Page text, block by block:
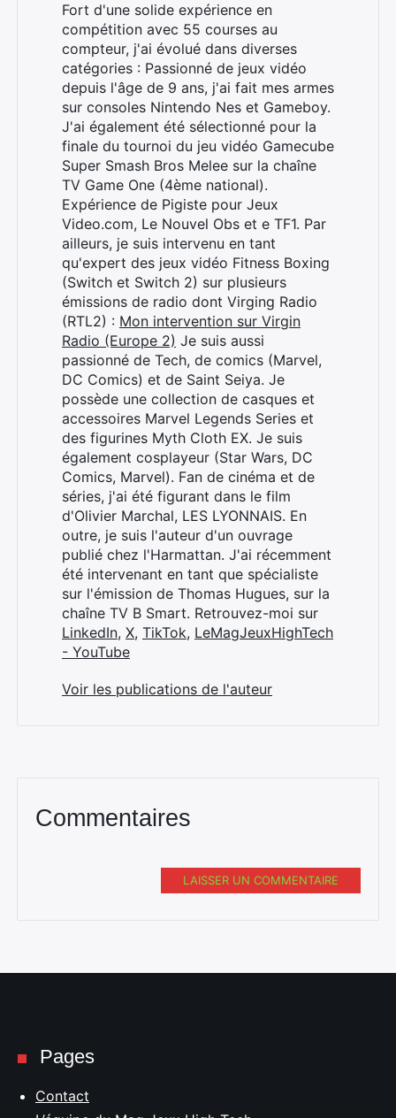
Fort d'une solide expérience en
compétition avec 55 courses au
compteur, j'ai évolué dans diverses
catégories : Passionné de jeux vidéo
depuis l'âge de 9 ans, j'ai fait mes armes
sur consoles Nintendo Nes et Gameboy.
J'ai également été sélectionné pour la
finale du tournoi du jeu vidéo Gamecube
Super Smash Bros Melee sur la chaîne
TV Game One (4ème national).
Expérience de Pigiste pour Jeux
Video.com, Le Nouvel Obs et e TF1. Par
ailleurs, je suis intervenu en tant
qu'expert des jeux vidéo Fitness Boxing
(Switch et Switch 2) sur plusieurs
émissions de radio dont Virging Radio
(RTL2) : Mon intervention sur Virgin
Radio (Europe 2) Je suis aussi
passionné de Tech, de comics (Marvel,
DC Comics) et de Saint Seiya. Je
possède une collection de casques et
accessoires Marvel Legends Series et
des figurines Myth Cloth EX. Je suis
également cosplayeur (Star Wars, DC
Comics, Marvel). Fan de cinéma et de
séries, j'ai été figurant dans le film
d'Olivier Marchal, LES LYONNAIS. En
outre, je suis l'auteur d'un ouvrage
publié chez l'Harmattan. J'ai récemment
été intervenant en tant que spécialiste
sur l'émission de Thomas Hugues, sur la
chaîne TV B Smart. Retrouvez-moi sur
LinkedIn, X, TikTok, LeMagJeuxHighTech
- YouTube
Voir les publications de l'auteur
Commentaires
LAISSER UN COMMENTAIRE
Pages
Contact
Rechercher
: